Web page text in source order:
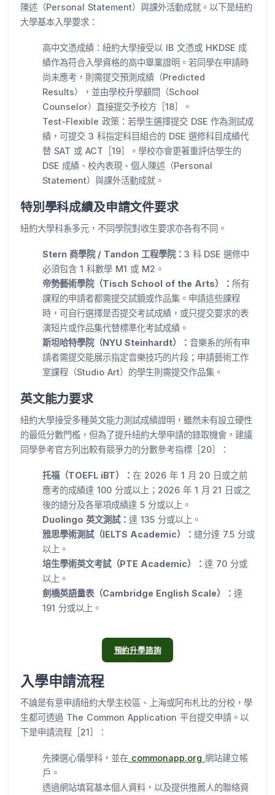
陳述（Personal Statement）與課外活動成就。以下是紐約
大學基本入學要求：
高中文憑成績：紐約大學接受以 IB 文憑或 HKDSE 成
績作為符合入學資格的高中畢業證明。若同學在申請時
尚未應考，則需提交預測成績（Predicted
Results），並由學校升學顧問（School
Counselor）直接提交予校方［18］。
Test-Flexible 政策：若學生選擇提交 DSE 作為測試成
績，可提交 3 科指定科目組合的 DSE 選修科目成績代
替 SAT 或 ACT［19］。學校亦會更著重評估學生的
DSE 成績、校內表現、個人陳述（Personal
Statement）與課外活動成就。
特別學科成績及申請文件要求
紐約大學科系多元，不同學院對收生要求亦各有不同。
Stern 商學院 / Tandon 工程學院： 3 科 DSE 選修中
必須包含 1 科數學 M1 或 M2。
帝勢藝術學院（Tisch School of the Arts）： 所有
課程的申請者都需提交試鏡或作品集。申請這些課程
時，可自行選擇是否提交考試成績，或只提交要求的表
演短片或作品集代替標準化考試成績。
斯坦哈特學院（NYU Steinhardt）： 音樂系的所有申
請者需提交能展示指定音樂技巧的片段；申請藝術工作
室課程（Studio Art）的學生則需提交作品集。
英文能力要求
紐約大學接受多種英文能力測試成績證明，雖然未有設立硬性
的最低分數門檻，但為了提升紐約大學申請的錄取機會，建議
同學參考官方列出較有競爭力的分數參考指標［20］：
托福（TOEFL iBT）： 在 2026 年 1 月 20 日或之前
應考的成績達 100 分或以上；2026 年 1 月 21 日或之
後的總分及各單項成績達 5 分或以上。
Duolingo 英文測試： 達 135 分或以上。
雅思學術測試（IELTS Academic）： 總分達 7.5 分或
以上。
培生學術英文考試（PTE Academic）： 達 70 分或
以上。
劍橋英語量表（Cambridge English Scale）： 達
191 分或以上。
預約升學諮詢
入學申請流程
不論是有意申請紐約大學主校區、上海或阿布札比的分校，學
生都可透過 The Common Application 平台提交申請。以
下是申請流程［21］：
先揀選心儀學科，並在 commonapp.org 網站建立帳
戶。
透過網站填寫基本個人資料，以及提供推薦人的聯絡資